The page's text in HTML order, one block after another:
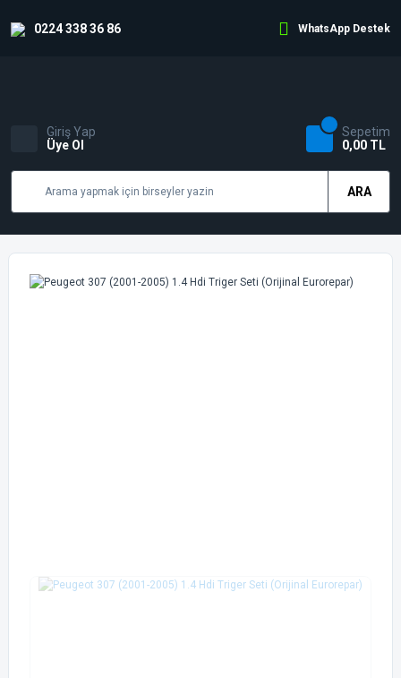
0224 338 36 86 WhatsApp Destek
ARA
Giriş Yap
Üye Ol
Sepetim
0,00 TL